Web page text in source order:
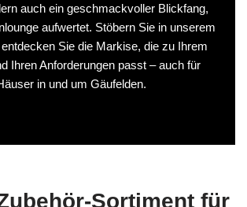
auch ein geschmackvoller Blickfang,
aufwertet. Stöbern Sie in unserem
Sie die Markise, die zu Ihrem
Ihren Anforderungen passt – auch für
in und um Gäufelden.
Sortiment für